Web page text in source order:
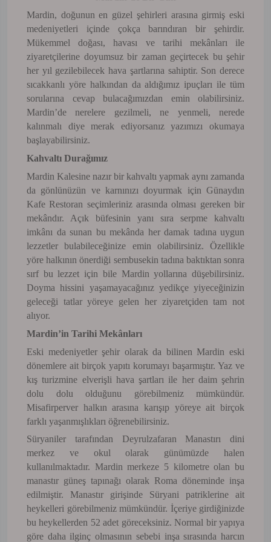
Mardin, doğunun en güzel şehirleri arasına girmiş eski
medeniyetleri içinde çokça barındıran bir şehirdir.
Mükemmel doğası, havası ve tarihi mekânları ile
ziyaretçilerine doyumsuz bir zaman geçirtecek bu şehir
her yıl gezilebilecek hava şartlarına sahiptir. Son derece
sıcakkanlı yöre halkından da aldığımız ipuçları ile tüm
sorularına cevap bulacağımızdan emin olabilirsiniz.
Mardin’de nerelere gezilmeli, ne yenmeli, nerede
kalınmalı diye merak ediyorsanız yazımızı okumaya
başlayabilirsiniz.
Kahvaltı Durağımız
Mardin Kalesine nazır bir kahvaltı yapmak aynı zamanda
da gönlünüzün ve karnınızı doyurmak için Günaydın
Kafe Restoran seçimleriniz arasında olması gereken bir
mekândır. Açık büfesinin yanı sıra serpme kahvaltı
imkânı da sunan bu mekânda her damak tadına uygun
lezzetler bulabileceğinize emin olabilirsiniz. Özellikle
yöre halkının önerdiği sembusekin tadına baktıktan sonra
sırf bu lezzet için bile Mardin yollarına düşebilirsiniz.
Doyma hissini yaşamayacağınız yedikçe yiyeceğinizin
geleceği tatlar yöreye gelen her ziyaretçiden tam not
alıyor.
Mardin’in Tarihi Mekânları
Eski medeniyetler şehir olarak da bilinen Mardin eski
dönemlere ait birçok yapıtı korumayı başarmıştır. Yaz ve
kış turizmine elverişli hava şartları ile her daim şehrin
dolu dolu olduğunu görebilmeniz mümkündür.
Misafirperver halkın arasına karışıp yöreye ait birçok
farklı yaşanmışlıkları öğrenebilirsiniz.
Süryaniler tarafından Deyrulzafaran Manastırı dini
merkez ve okul olarak günümüzde halen
kullanılmaktadır. Mardin merkeze 5 kilometre olan bu
manastır güneş tapınağı olarak Roma döneminde inşa
edilmiştir. Manastır girişinde Süryani patriklerine ait
heykelleri görebilmeniz mümkündür. İçeriye girdiğinizde
bu heykellerden 52 adet göreceksiniz. Normal bir yapıya
göre daha ilginç olmasının sebebi inşa sırasında harcın